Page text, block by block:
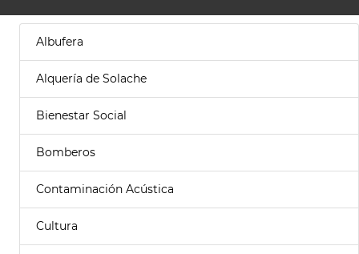
Albufera
Alquería de Solache
Bienestar Social
Bomberos
Contaminación Acústica
Cultura